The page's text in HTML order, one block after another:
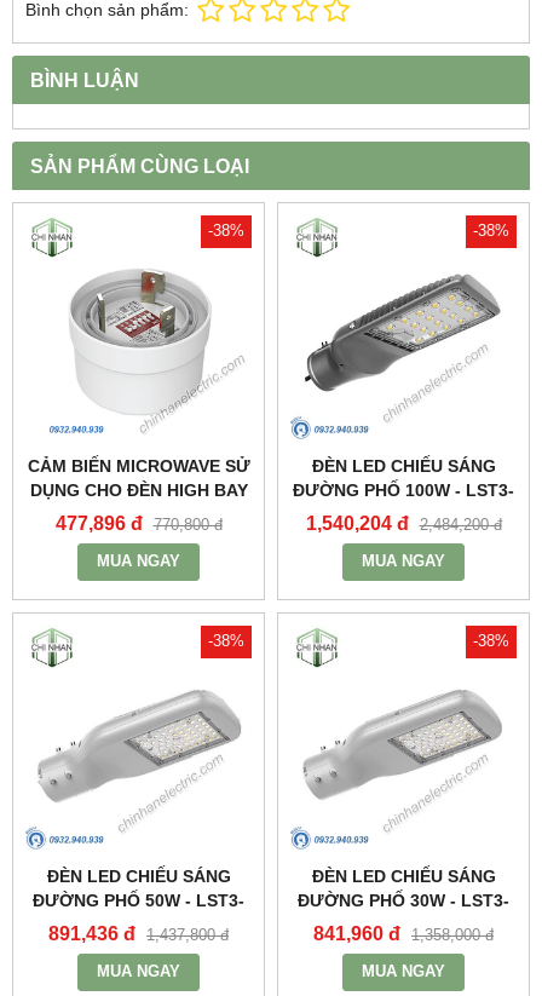
Bình chọn sản phẩm:
BÌNH LUẬN
SẢN PHẨM CÙNG LOẠI
-38%
CẢM BIẾN MICROWAVE SỬ
DỤNG CHO ĐÈN HIGH BAY
NHÀ XƯỞNG HBE2_MPE
477,896 đ 770,800 đ
MUA NGAY
-38%
ĐÈN LED CHIẾU SÁNG
ĐƯỜNG PHỐ 100W - LST3-
100 - MPE
1,540,204 đ 2,484,200 đ
MUA NGAY
-38%
ĐÈN LED CHIẾU SÁNG
ĐƯỜNG PHỐ 50W - LST3-
50 - MPE
891,436 đ 1,437,800 đ
MUA NGAY
-38%
ĐÈN LED CHIẾU SÁNG
ĐƯỜNG PHỐ 30W - LST3-
30 - MPE
841,960 đ 1,358,000 đ
MUA NGAY